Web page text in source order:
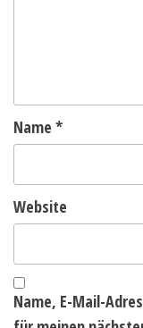
Name *
Website
Name, E-Mail-